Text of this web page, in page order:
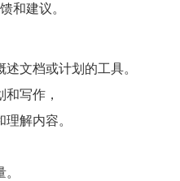
和建议。
文档或计划的工具。
写作，
解内容。